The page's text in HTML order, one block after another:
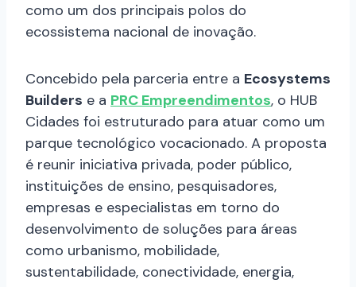
como um dos principais polos do
ecossistema nacional de inovação.
Concebido pela parceria entre a Ecosystems
Builders e a PRC Empreendimentos, o HUB
Cidades foi estruturado para atuar como um
parque tecnológico vocacionado. A proposta
é reunir iniciativa privada, poder público,
instituições de ensino, pesquisadores,
empresas e especialistas em torno do
desenvolvimento de soluções para áreas
como urbanismo, mobilidade,
sustentabilidade, conectividade, energia,